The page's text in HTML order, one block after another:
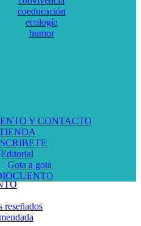
coeducación
ecología
humor
Y CONTACTO
Editorial
Gota a gota
reseñados